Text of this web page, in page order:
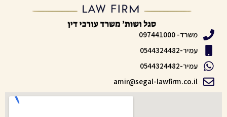
משרד- 097441000
עמיר-0544324482
עמיר-0544324482
amir@segal-lawfirm.co.il